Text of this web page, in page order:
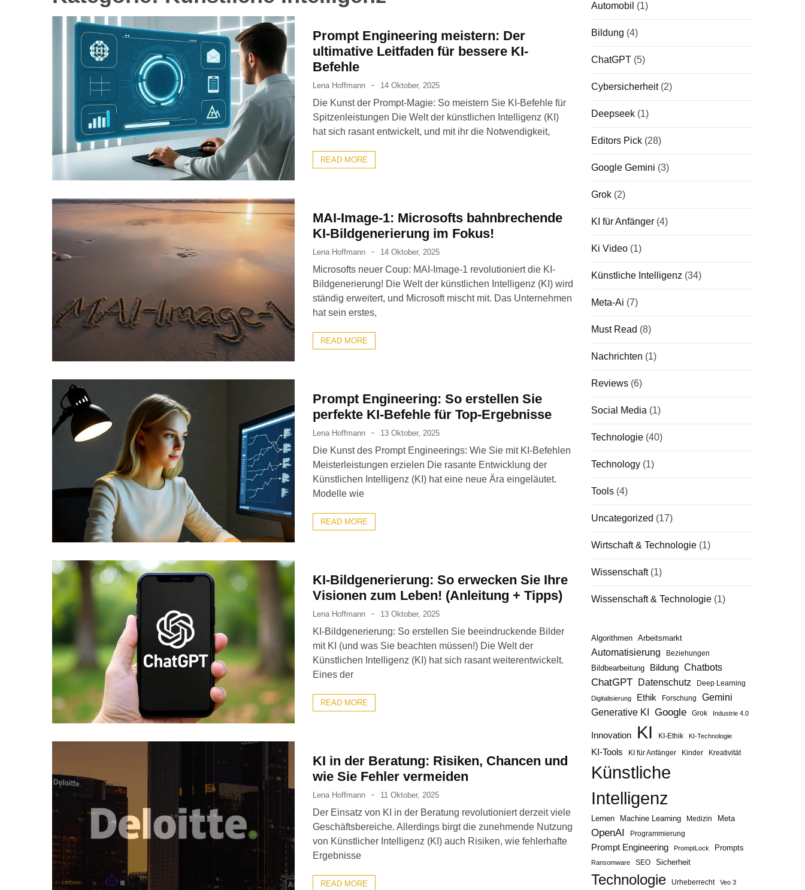
Prompt Engineering meistern: Der
ultimative Leitfaden für bessere KI-
Befehle
Lena Hoffmann 14 Oktober, 2025
Die Kunst der Prompt-Magie: So meistern Sie KI-Befehle für
Spitzenleistungen Die Welt der künstlichen Intelligenz (KI)
hat sich rasant entwickelt, und mit ihr die Notwendigkeit,
READ MORE
MAI-Image-1: Microsofts bahnbrechende
KI-Bildgenerierung im Fokus!
Lena Hoffmann 14 Oktober, 2025
Microsofts neuer Coup: MAI-Image-1 revolutioniert die KI-
Bildgenerierung! Die Welt der künstlichen Intelligenz (KI) wird
ständig erweitert, und Microsoft mischt mit. Das Unternehmen
hat sein erstes,
READ MORE
Prompt Engineering: So erstellen Sie
perfekte KI-Befehle für Top-Ergebnisse
Lena Hoffmann 13 Oktober, 2025
Die Kunst des Prompt Engineerings: Wie Sie mit KI-Befehlen
Meisterleistungen erzielen Die rasante Entwicklung der
Künstlichen Intelligenz (KI) hat eine neue Ära eingeläutet.
Modelle wie
READ MORE
KI-Bildgenerierung: So erwecken Sie Ihre
Visionen zum Leben! (Anleitung + Tipps)
Lena Hoffmann 13 Oktober, 2025
KI-Bildgenerierung: So erstellen Sie beeindruckende Bilder
mit KI (und was Sie beachten müssen!) Die Welt der
Künstlichen Intelligenz (KI) hat sich rasant weiterentwickelt.
Eines der
READ MORE
KI in der Beratung: Risiken, Chancen und
wie Sie Fehler vermeiden
Lena Hoffmann 11 Oktober, 2025
Der Einsatz von KI in der Beratung revolutioniert derzeit viele
Geschäftsbereiche. Allerdings birgt die zunehmende Nutzung
von Künstlicher Intelligenz (KI) auch Risiken, wie fehlerhafte
Ergebnisse
READ MORE
Automobil (1)
Bildung (4)
ChatGPT (5)
Cybersicherheit(2)
Deepseek (1)
Editors Pick (28)
Google Gemini (3)
Grok (2)
KI für Anfänger (4)
Ki Video (1)
Künstliche Intelligenz (34)
Meta-Ai (7)
Must Read (8)
Nachrichten (1)
Reviews (6)
Social Media (1)
Technologie (40)
Technology (1)
Tools (4)
Uncategorized (17)
Wirtschaft & Technologie (1)
Wissenschaft(1)
Wissenschaft & Technologie (1)
Algorithmen Arbeitsmarkt
Automatisierung Beziehungen
Bildbearbeitung Bildung Chatbots
ChatGPT Datenschutz Deep Learning
Digitalisierung Ethik Forschung
Gemini
Generative KI Google Grok Industrie 4.0
Innovation KI KI-Ethik KI-Technologie
KI-Tools KI für Anfänger Kinder Kreativität
Künstliche
Intelligenz
Lernen Machine Learning Medizin Meta
OpenAI Programmierung
Prompt Engineering PromptLock Prompts
Ransomware SEO Sicherheit
Technologie Urheberrecht Veo 3